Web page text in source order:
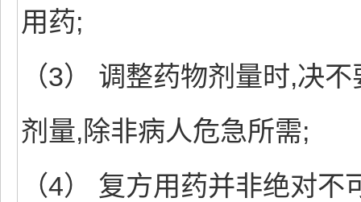
用药;
（3） 调整药物剂量时,决
剂量,除非病人危急所需;
（4） 复方用药并非绝对